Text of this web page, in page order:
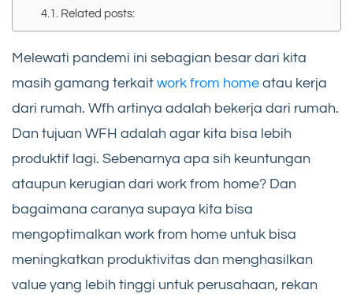
Related posts:
Melewati pandemi ini sebagian besar dari kita
masih gamang terkait work from home atau kerja
dari rumah. Wfh artinya adalah bekerja dari rumah.
Dan tujuan WFH adalah agar kita bisa lebih
produktif lagi. Sebenarnya apa sih keuntungan
ataupun kerugian dari work from home? Dan
bagaimana caranya supaya kita bisa
mengoptimalkan work from home untuk bisa
meningkatkan produktivitas dan menghasilkan
value yang lebih tinggi untuk perusahaan, rekan